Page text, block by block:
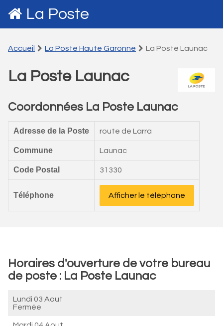
La Poste
Accueil La Poste Haute Garonne La Poste Launac
La Poste Launac
Coordonnées La Poste Launac
Adresse de la Poste route de Larra
Commune Launac
Code Postal 31330
Téléphone Afficher le téléphone
Horaires d'ouverture de votre bureau
de poste : La Poste Launac
Lundi 03 Aout
Fermée